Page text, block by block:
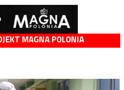
MAGNA POLONIA